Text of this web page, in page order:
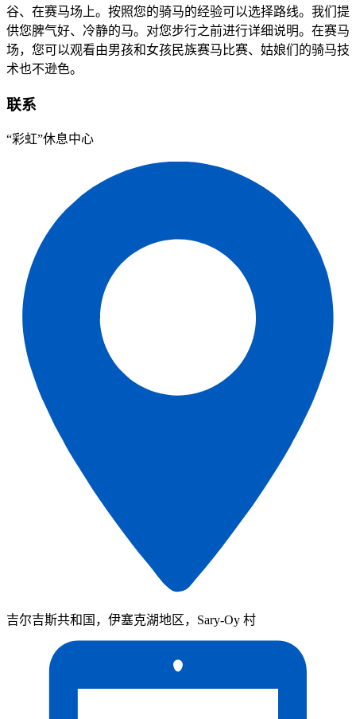
谷、在赛马场上。按照您的骑马的经验可以选择路线。我们提
供您脾气好、冷静的马。对您步行之前进行详细说明。在赛马
场，您可以观看由男孩和女孩民族赛马比赛、姑娘们的骑马技
术也不逊色。
联系
“彩虹”休息中心
吉尔吉斯共和国，伊塞克湖地区，Sary-Oy 村